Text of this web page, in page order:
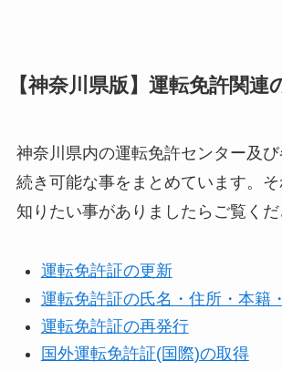
【神奈川県版】運転免許関連
神奈川県内の運転免許センター及
続き可能な事をまとめています。そ
知りたい事がありましたらご覧くだ
運転免許証の更新
運転免許証の氏名・住所・本籍
運転免許証の再発行
国外運転免許証(国際)の取得